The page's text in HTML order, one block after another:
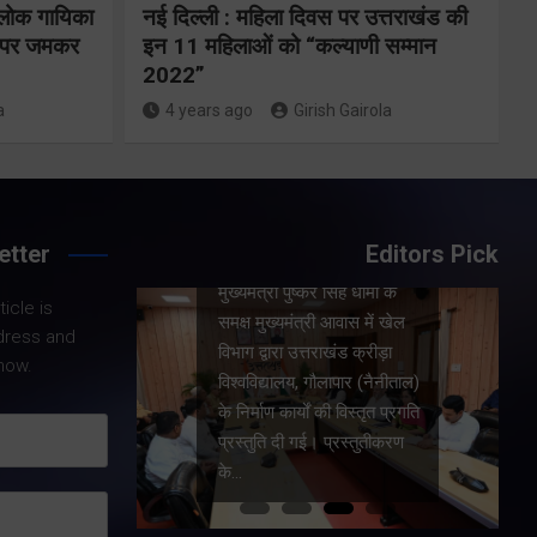
गायिका
पर जमकर
नई दिल्ली : महिला दिवस पर उत्तराखंड की
इन 11 महिलाओं को “कल्याणी सम्मान
2022”
4 years ago Girish Gairola
is
and
Editors Pick
को
ने
कार्यों की समीक्षा
मुख्यमंत्री पुष्कर सिंह धामी के
समक्ष मुख्यमंत्री आवास में खेल
विभाग द्वारा उत्तराखंड क्रीड़ा
विश्वविद्यालय, गौलापार (नैनीताल)
के निर्माण कार्यों की विस्तृत प्रगति
प्रस्तुति दी गई। प्रस्तुतीकरण
के…